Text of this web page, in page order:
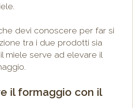
devi conoscere per far si
tra i due prodotti sia
miele serve ad elevare il
il formaggio con il